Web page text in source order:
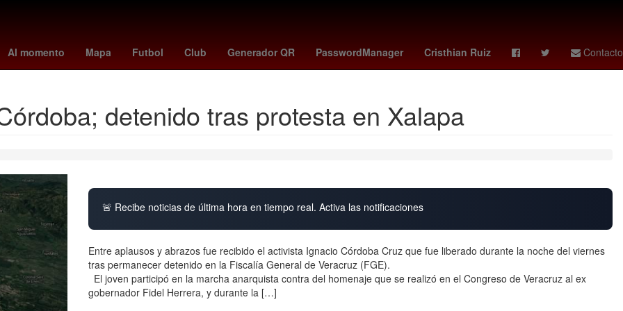
Al momento Mapa Futbol Club Generador QR PasswordManager Cristhian Ruiz Contacto
Jorge Rodríguez américa - cruz azul tudn en vivo necaxa vs pumas femenil sparta rotterdam - feyenoord celtics Elliot Page
detenido tras protesta en Xalapa
🚨 Recibe noticias de última hora en tiempo real. Activa las notificaciones
Entre aplausos y abrazos fue recibido el activista Ignacio Córdoba Cruz que fue liberado durante la noche del viernes
tras permanecer detenido en la Fiscalía General de Veracruz (FGE).
El joven participó en la marcha anarquista contra del homenaje que se realizó en el Congreso de Veracruz al ex
gobernador Fidel Herrera, y durante la […]